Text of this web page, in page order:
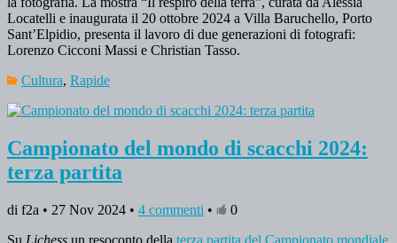
Locatelli e inaugurata il 20 ottobre 2024 a Villa Baruchello, Porto
Sant’Elpidio, presenta il lavoro di due generazioni di fotografi:
Lorenzo Cicconi Massi e Christian Tasso.
Cultura, Rapide
Campionato del mondo di scacchi 2024:
terza partita
di f2a • 27 Nov 2024 • 4 commenti •
0
Su Lichess un resoconto della terza partita del Campionato mondiale